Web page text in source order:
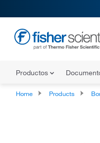
Productos
Home Products